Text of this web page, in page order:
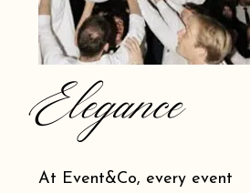
Elegance
At Event&Co, every event